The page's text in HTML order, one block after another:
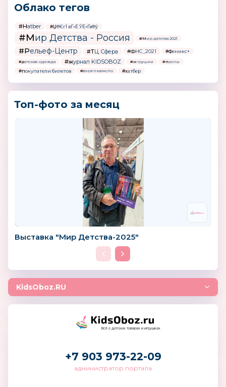
Облако тегов
#Hatber #Џ®ЄгЇ вҐ«Ё ЎЁ«Ґв®ў
#Мир Детства - Россия #Мир детства 2021
#Рельеф-Центр #ТЦ Сфера #ФНС_2021 #Феникс+
#детская одежда #журнал KIDSOBOZ #игрушки #пазлы
#покупатели билетов #скрепкаэкспо #хатбер
Топ-фото за месяц
Выставка "Мир Детства-2025"
KidsOboz.RU
Всё о детских товарах и игрушках
+7 903 973-22-09
администратор портала